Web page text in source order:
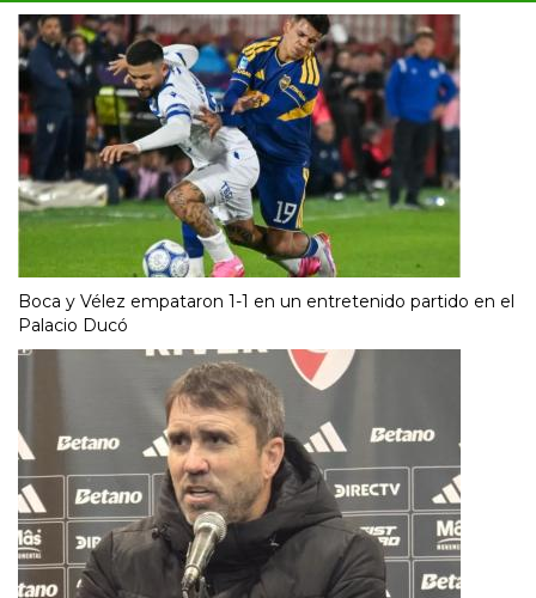
Boca y Vélez empataron 1-1 en un entretenido partido en el
Palacio Ducó